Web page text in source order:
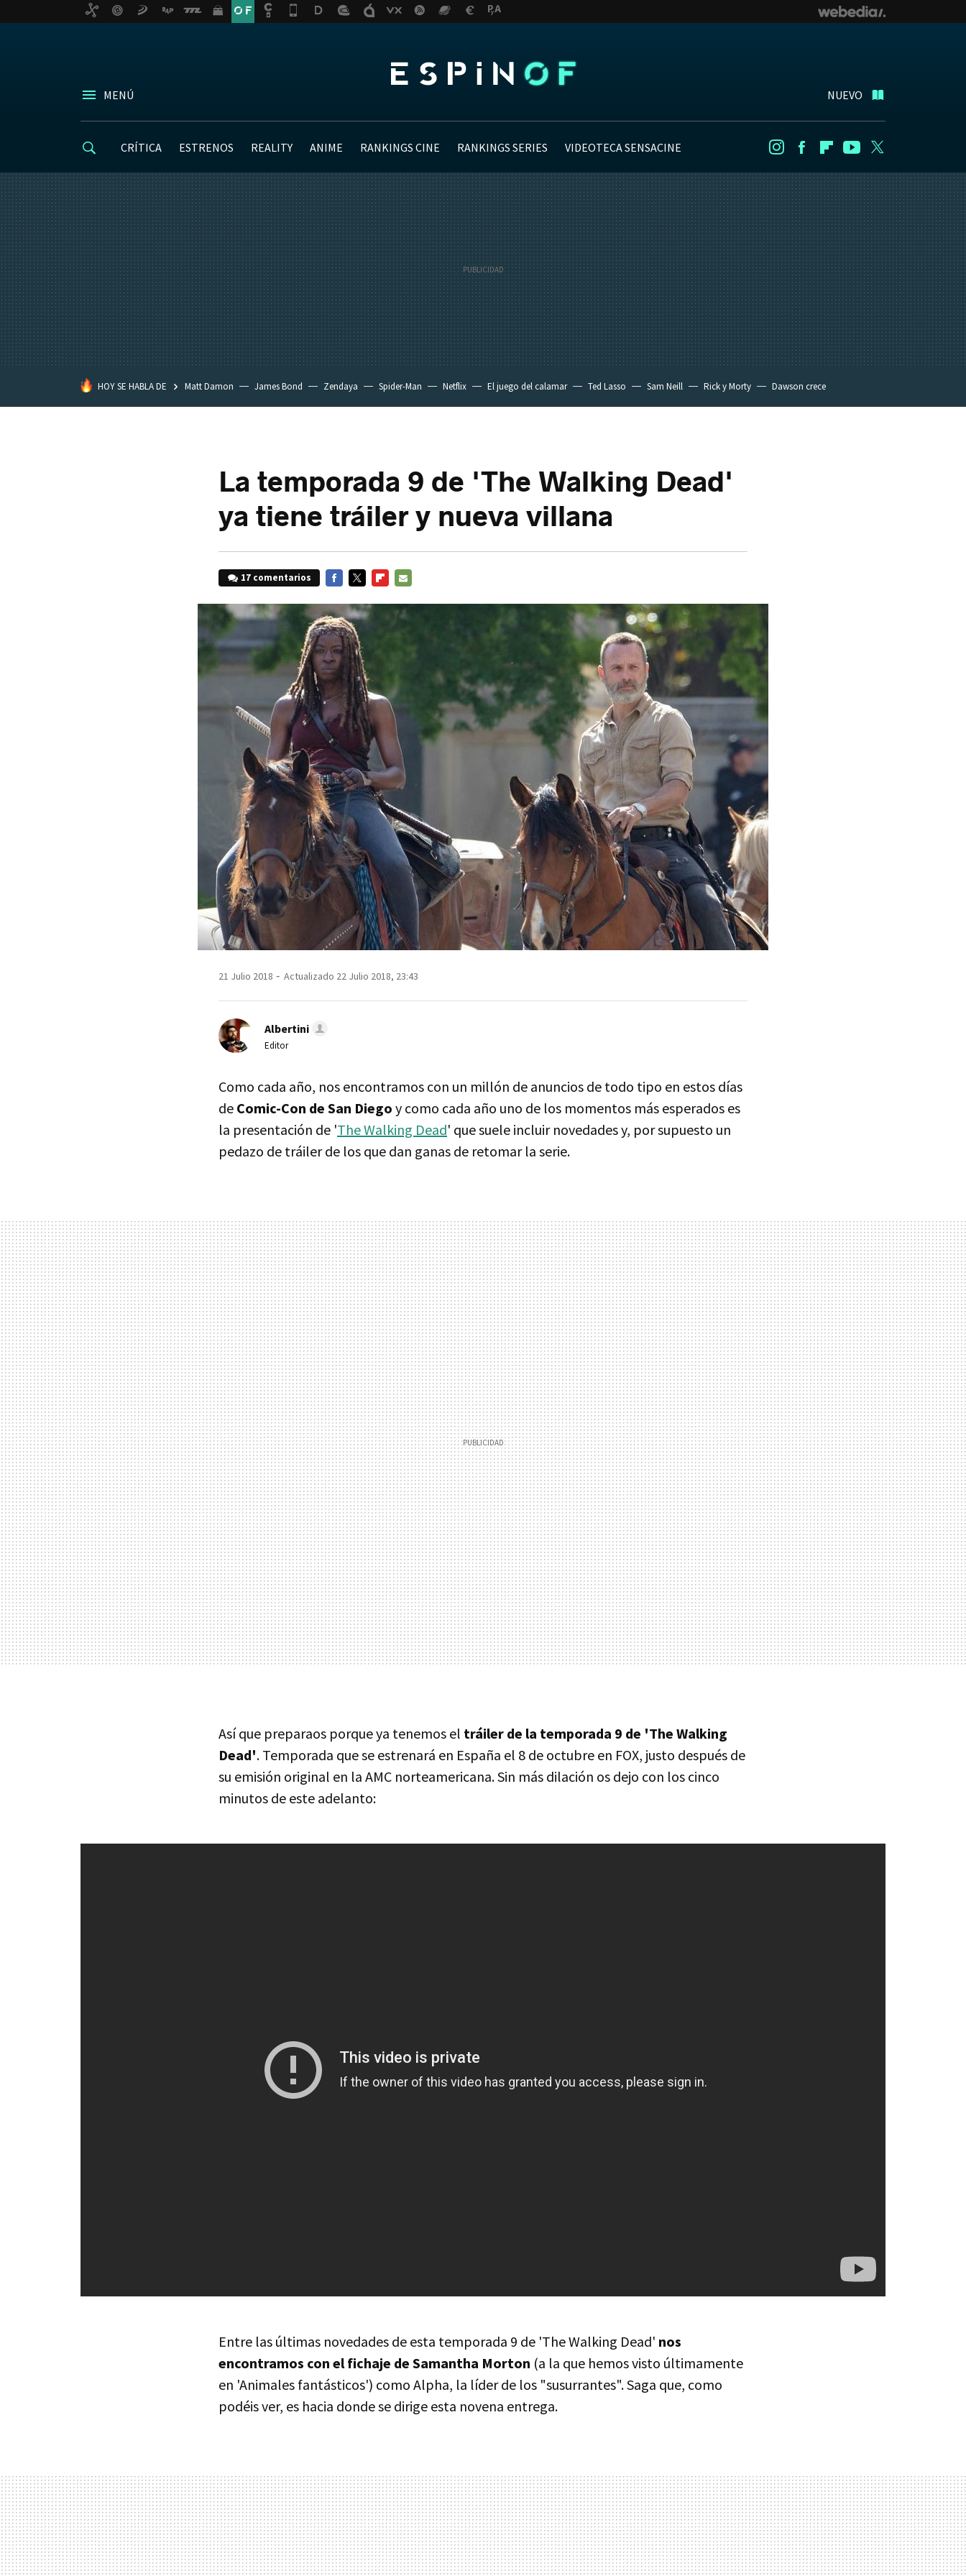
MENÚ NUEVO
CRÍTICA ESTRENOS REALITY ANIME RANKINGS CINE RANKINGS SERIES VIDEOTECA SENSACINE InstagramFacebookFlipboard
Youtube
HOY SE HABLA DE Matt Damon James Bond Zendaya Spider-Man Netflix El juego del calamar Ted Lasso Sam Neill Rick y Morty Dawson crece
La temporada 9 de 'The Walking Dead'
ya tiene tráiler y nueva villana
17 comentarios
MAIL
21 Julio 2018 Actualizado 22 Julio 2018, 23:43
Albertini
Editor
Como cada año, nos encontramos con un millón de anuncios de todo tipo en estos días
de Comic-Con de San Diego y como cada año uno de los momentos más esperados es
la presentación de 'The Walking Dead' que suele incluir novedades y, por supuesto un
pedazo de tráiler de los que dan ganas de retomar la serie.
Así que preparaos porque ya tenemos el tráiler de la temporada 9 de 'The Walking
Dead'. Temporada que se estrenará en España el 8 de octubre en FOX, justo después de
su emisión original en la AMC norteamericana. Sin más dilación os dejo con los cinco
minutos de este adelanto:
Entre las últimas novedades de esta temporada 9 de 'The Walking Dead' nos
encontramos con el fichaje de Samantha Morton (a la que hemos visto últimamente
en 'Animales fantásticos') como Alpha, la líder de los "susurrantes". Saga que, como
podéis ver, es hacia donde se dirige esta novena entrega.